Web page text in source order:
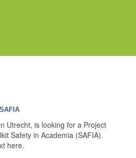
Utrecht, is looking for a Project
Safety in Academia (SAFIA).
here.